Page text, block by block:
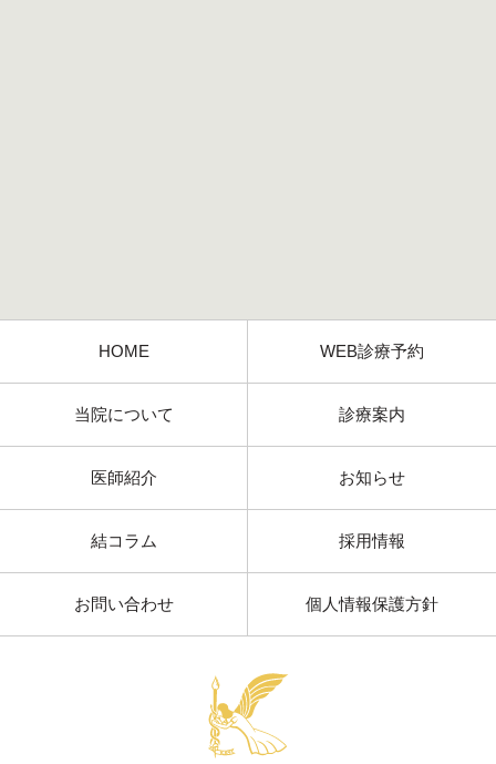
HOME WEB診療予約
当院について 診療案内
医師紹介 お知らせ
結コラム 採用情報
お問い合わせ 個人情報保護方針